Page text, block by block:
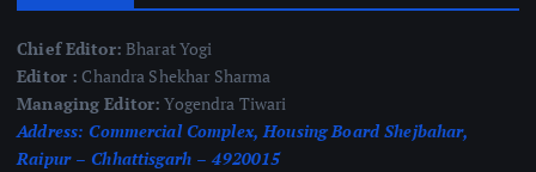
Chief Editor: Bharat Yogi
Editor : Chandra Shekhar Sharma
Managing Editor: Yogendra Tiwari
Address: Commercial Complex, Housing Board Shejbahar,
Raipur – Chhattisgarh – 4920015